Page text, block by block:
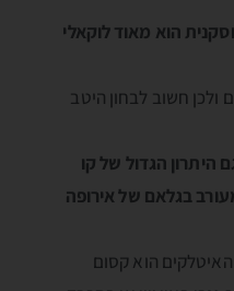
הוא מאוד לוקאלי
ולכן חשוב לבחון היטב
הגדול של קו
בגלאם של אירופה
הוא קסום